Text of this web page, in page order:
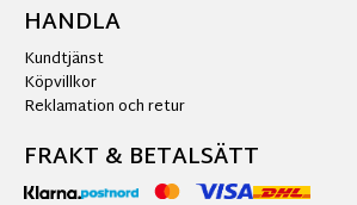
HANDLA
Kundtjänst
Köpvillkor
Reklamation och retur
FRAKT & BETALSÄTT